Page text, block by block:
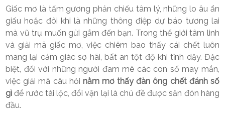
Giấc mơ là tấm gương phản chiếu tâm lý, những lo âu ẩn
giấu hoặc đôi khi là những thông điệp dự báo tương lai
mà vũ trụ muốn gửi gắm đến bạn. Trong thế giới tâm linh
và giải mã giấc mơ, việc chiêm bao thấy cái chết luôn
mang lại cảm giác sợ hãi, bất an tột độ khi tỉnh dậy. Đặc
biệt, đối với những người đam mê các con số may mắn,
việc giải mã câu hỏi nằm mơ thấy đàn ông chết đánh số
gì để rước tài lộc, đổi vận lại là chủ đề được săn đón hàng
đầu.